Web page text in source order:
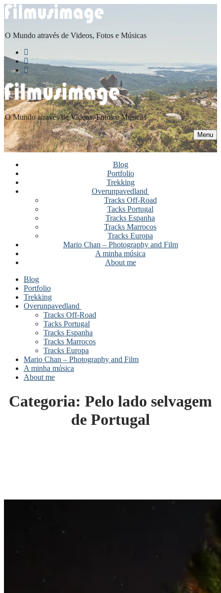
Saltar
para
Menu
Fechar
O Mundo através de Videos, Fotos e Músicas
O Mundo através de Videos, Fotos e Músicas
Menu
Blog
Portfolio
Trekking
Overunpavedland
Tracks Off-Road
Tacks Portugal
Tracks Espanha
Tracks Marrocos
Tracks Europa
Mario Chan – Photography and Film
A minha música
About me
Blog
Portfolio
Trekking
Overunpavedland
Tracks Off-Road
Tacks Portugal
Tracks Espanha
Tracks Marrocos
Tracks Europa
Mario Chan – Photography and Film
A minha música
About me
Categoria: Pelo lado selvagem
de Portugal